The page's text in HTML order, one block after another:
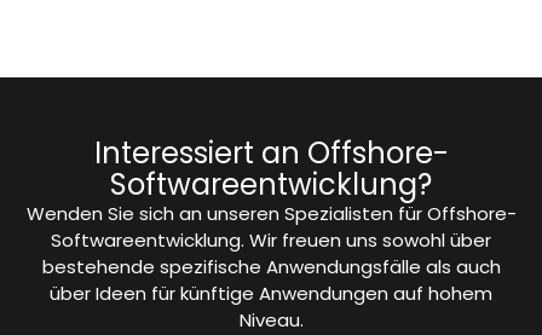
Interessiert an Offshore-
Softwareentwicklung?
Wenden Sie sich an unseren Spezialisten für Offshore-
Softwareentwicklung. Wir freuen uns sowohl über
bestehende spezifische Anwendungsfälle als auch
über Ideen für künftige Anwendungen auf hohem
Niveau.